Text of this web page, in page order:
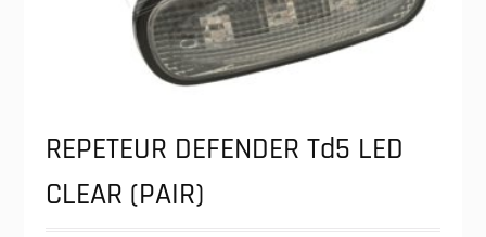
REPETEUR DEFENDER Td5 LED
CLEAR (PAIR)